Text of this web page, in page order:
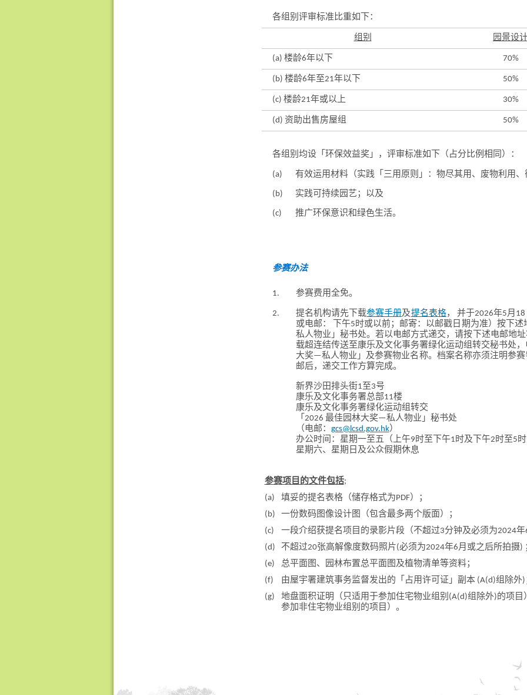
各组别评审标准比重如下：
组别 园景设
(a) 楼龄6年以下 70%
(b) 楼龄6年至21年以下 50%
(c) 楼龄21年或以上 30%
(d) 资助出售房屋组 50%
各组别均设「环保效益奖」，评审标准如下（占分比例相同）：
(a) 有效运用材料（实践「三用原则」：物尽其用、废物利用、
(b) 实践可持续园艺；以及
(c) 推广环保意识和绿色生活。
参赛办法
1. 参赛费用全免。
2. 提名机构请先下载参赛手册及提名表格， 并于2026年5月
或电邮： 下午5时或以前；邮寄：以邮戳日期为准）按下
私人物业」秘书处。若以电邮方式递交，请按下述电邮地
载超连结传送至康乐及文化事务署绿化运动组转交秘书处
大奖—私人物业」及参赛物业名称。档案名称亦须注明参
邮后，递交工作方算完成。
新界沙田排头街1至3号
康乐及文化事务署总部11楼
康乐及文化事务署绿化运动组转交
「2026 最佳园林大奖—私人物业」秘书处
（电邮： gcs@lcsd.gov.hk）
办公时间：星期一至五（上午9时至下午1时及下午2时至5
星期六、星期日及公众假期休息
参赛项目的文件包括;
(a)
填妥的提名表格（储存格式为PDF）；
(b)
一份数码图像设计图（包含最多两个版面）；
(c)
一段介绍获提名项目的录影片段（不超过3分钟及必须为2024
(d)
不超过20张高解像度数码照片(必须为2024年6月或之后所拍摄)
(e)
总平面图、园林布置总平面图及植物清单等资料；
(f)
由屋宇署建筑事务监督发出的「占用许可证」副本 (A(d)组除外
(g)
地盘面积证明（只适用于参加住宅物业组别(A(d)组除外)的项
参加非住宅物业组别的项目）。